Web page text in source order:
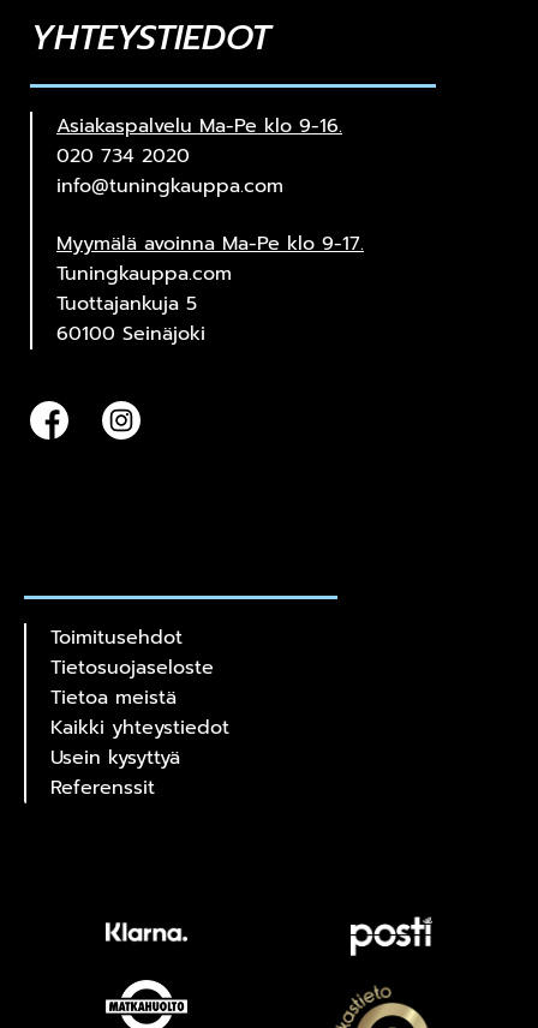
YHTEYSTIEDOT
Asiakaspalvelu Ma-Pe klo 9-16.
020 734 2020
info@tuningkauppa.com
Myymälä avoinna Ma-Pe klo 9-17.
Tuningkauppa.com
Tuottajankuja 5
60100 Seinäjoki
Toimitusehdot
Tietosuojaseloste
Tietoa meistä
Kaikki yhteystiedot
Usein kysyttyä
Referenssit